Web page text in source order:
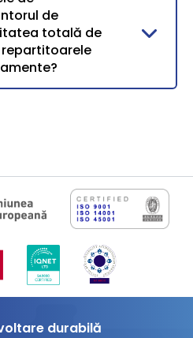
de
totală de
durabilă